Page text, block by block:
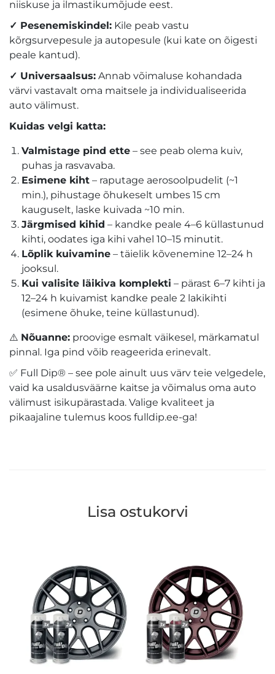
niiskuse ja ilmastikumõjude eest.
✓ Pesenemiskindel: Kile peab vastu
kõrgsurvepesule ja autopesule (kui kate on õigesti
peale kantud).
✓ Universaalsus: Annab võimaluse kohandada
värvi vastavalt oma maitsele ja individualiseerida
auto välimust.
Kuidas velgi katta:
Valmistage pind ette – see peab olema kuiv,
puhas ja rasvavaba.
Esimene kiht – raputage aerosoolpudelit (~1
min.), pihustage õhukeselt umbes 15 cm
kauguselt, laske kuivada ~10 min.
Järgmised kihid – kandke peale 4–6 küllastunud
kihti, oodates iga kihi vahel 10–15 minutit.
Lõplik kuivamine – täielik kõvenemine 12–24 h
jooksul.
Kui valisite läikiva komplekti – pärast 6–7 kihti ja
12–24 h kuivamist kandke peale 2 lakikihti
(esimene õhuke, teine küllastunud).
⚠️ Nõuanne: proovige esmalt väikesel, märkamatul
pinnal. Iga pind võib reageerida erinevalt.
✅ Full Dip® – see pole ainult uus värv teie velgedele,
vaid ka usaldusväärne kaitse ja võimalus oma auto
välimust isikupärastada. Valige kvaliteet ja
pikaajaline tulemus koos fulldip.ee-ga!
Lisa ostukorvi